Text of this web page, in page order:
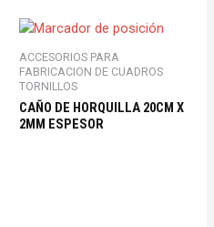
ACCESORIOS PARA
FABRICACION DE CUADROS
TORNILLOS
CAÑO DE HORQUILLA 20CM X
2MM ESPESOR